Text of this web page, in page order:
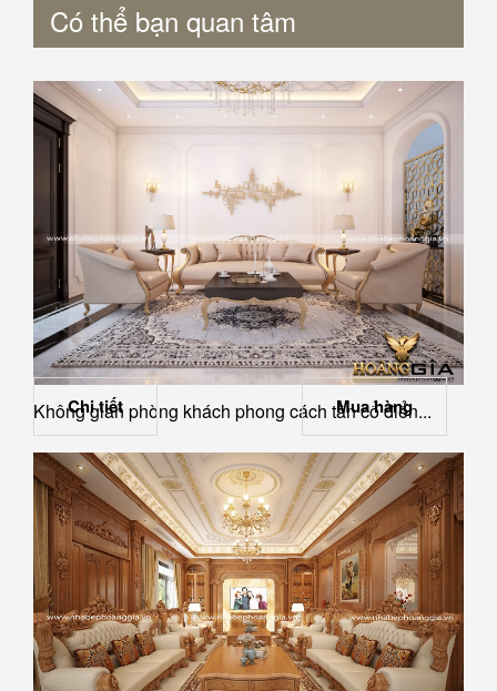
Có thể bạn quan tâm
Không gian phòng khách phong cách tân cổ điển...
Chi tiết Mua hàng